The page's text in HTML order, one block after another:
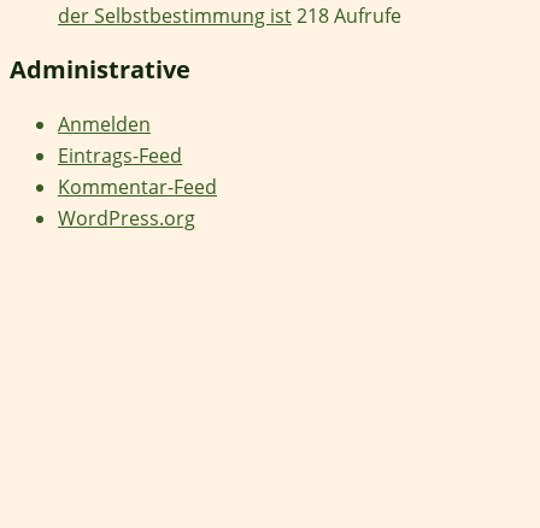
der Selbstbestimmung ist218 Aufrufe
Administrative
Anmelden
Eintrags-Feed
Kommentar-Feed
WordPress.org